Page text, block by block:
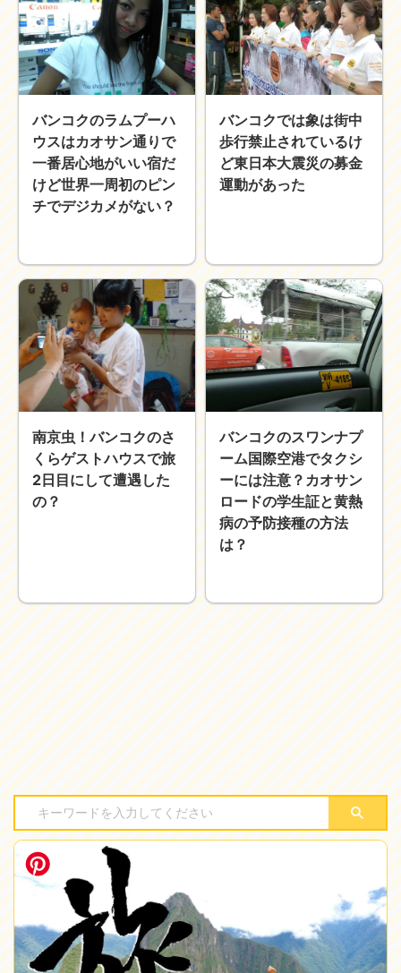
AND OR
検索
バンコクのラムプーハ
ウスはカオサン通りで
一番居心地がいい宿だ
けど世界一周初のピン
チでデジカメがない？
バンコクでは象は街中
歩行禁止されているけ
ど東日本大震災の募金
運動があった
南京虫！バンコクのさ
くらゲストハウスで旅
2日目にして遭遇した
の？
バンコクのスワンナプ
ーム国際空港でタクシ
ーには注意？カオサン
ロードの学生証と黄熱
病の予防接種の方法
は？